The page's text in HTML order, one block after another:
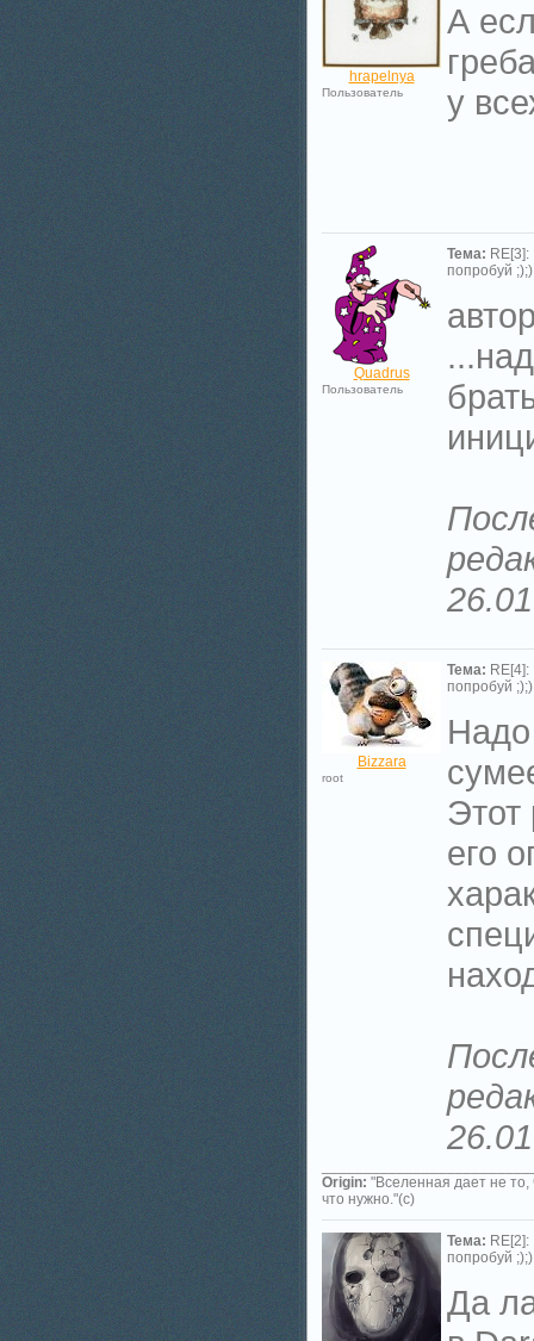
hrapelnya
Пользователь
А
у
Quadrus
Пользователь
Тема: RE[3]:
попробуй
Bizzara
root
Тема: RE[4]:
попробуй
Этот
его
Origin: "Вселенная дает не
что нужно."(с)
Тема: RE[2]:
попробуй
Да